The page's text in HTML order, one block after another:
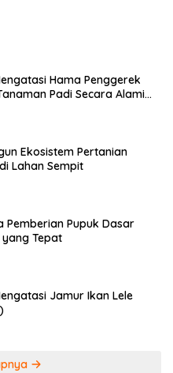
Hama Penggerek
Padi Secara Alami
Ekosistem Pertanian
Lahan Sempit
Pemberian Pupuk Dasar
Tepat
Jamur Ikan Lele